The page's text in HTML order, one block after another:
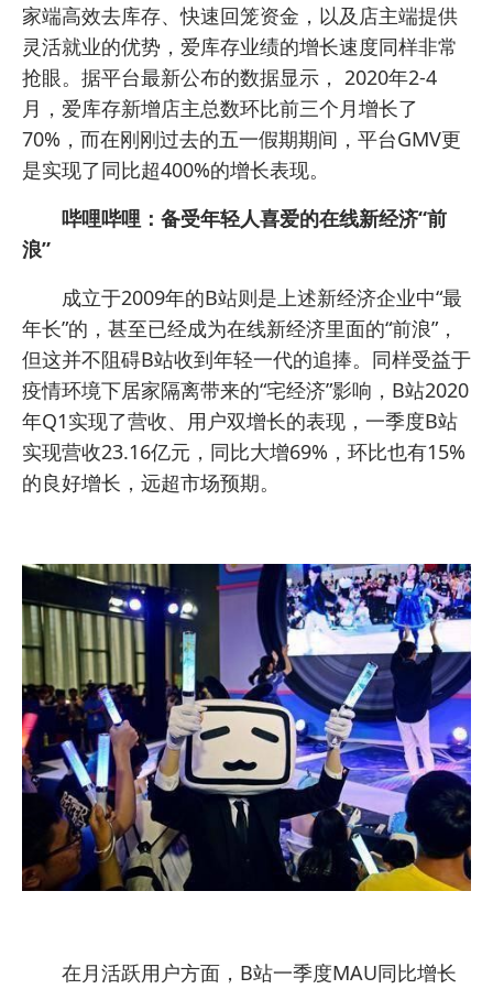
家端高效去库存、快速回笼资金，以及店主端提供
灵活就业的优势，爱库存业绩的增长速度同样非常
抢眼。据平台最新公布的数据显示， 2020年2-4
月，爱库存新增店主总数环比前三个月增长了
70%，而在刚刚过去的五一假期期间，平台GMV更
是实现了同比超400%的增长表现。
哔哩哔哩：备受年轻人喜爱的在线新经济“前
浪”
成立于2009年的B站则是上述新经济企业中“最
年长”的，甚至已经成为在线新经济里面的“前浪”，
但这并不阻碍B站收到年轻一代的追捧。同样受益于
疫情环境下居家隔离带来的“宅经济”影响，B站2020
年Q1实现了营收、用户双增长的表现，一季度B站
实现营收23.16亿元，同比大增69%，环比也有15%
的良好增长，远超市场预期。
在月活跃用户方面，B站一季度MAU同比增长